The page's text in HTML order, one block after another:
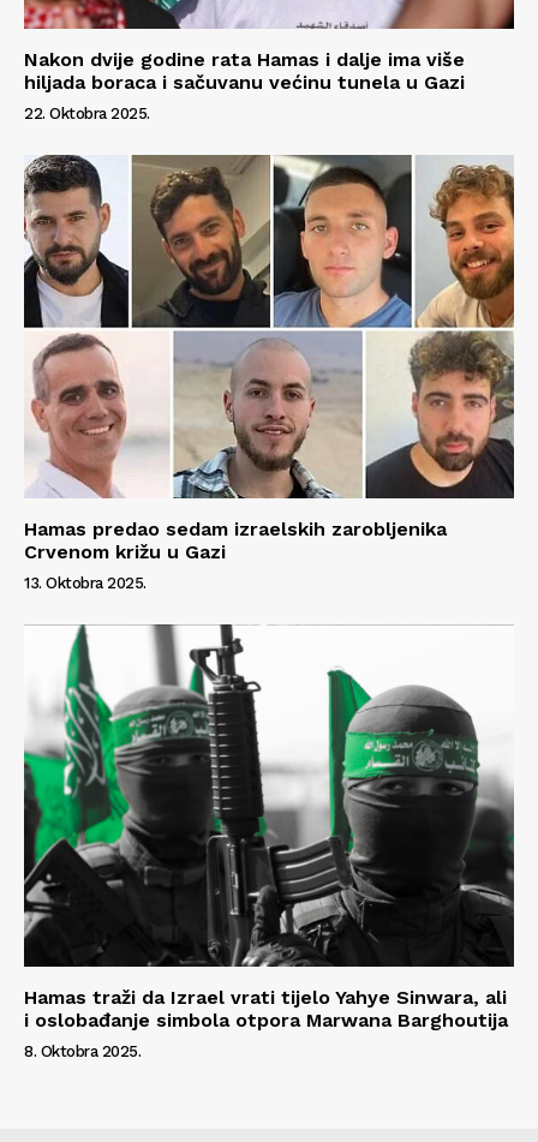
Nakon dvije godine rata Hamas i dalje ima više
hiljada boraca i sačuvanu većinu tunela u Gazi
22. Oktobra 2025.
Hamas predao sedam izraelskih zarobljenika
Crvenom križu u Gazi
13. Oktobra 2025.
Hamas traži da Izrael vrati tijelo Yahye Sinwara, ali
i oslobađanje simbola otpora Marwana Barghoutija
8. Oktobra 2025.